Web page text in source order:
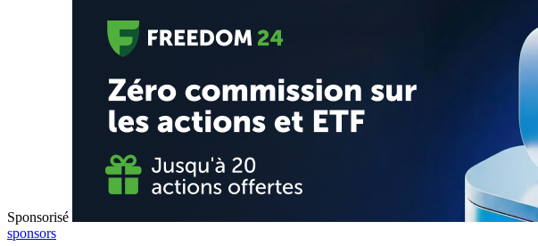
Sponsorisé
sponsors